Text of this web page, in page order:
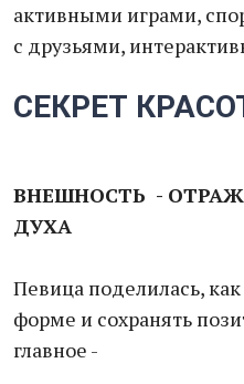
активными играми,
с друзьями,
СЕКРЕТ
ВНЕШНОСТЬ -
ДУХА
Певица поделилась, как
форме и сохранять
главное -